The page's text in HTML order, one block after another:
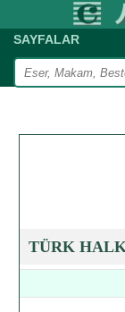
SAYFALAR
TÜRK